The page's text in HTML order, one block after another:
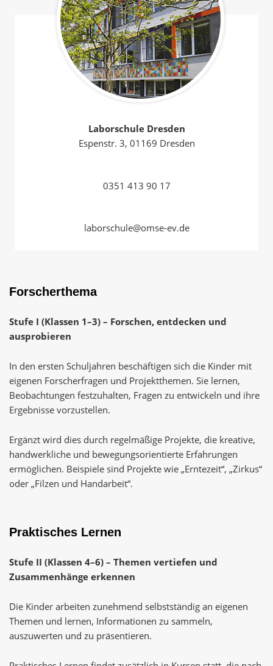
Laborschule Dresden
Espenstr. 3, 01169 Dresden
0351 413 90 17
laborschule@omse-ev.de
Forscherthema
Stufe I (Klassen 1–3) – Forschen, entdecken und
ausprobieren
In den ersten Schuljahren beschäftigen sich die Kinder mit
eigenen Forscherfragen und Projektthemen. Sie lernen,
Beobachtungen festzuhalten, Fragen zu entwickeln und ihre
Ergebnisse vorzustellen.
Ergänzt wird dies durch regelmäßige Projekte, die kreative,
handwerkliche und bewegungsorientierte Erfahrungen
ermöglichen. Beispiele sind Projekte wie „Erntezeit“, „Zirkus“
oder „Filzen und Handarbeit“.
Praktisches Lernen
Stufe II (Klassen 4–6) – Themen vertiefen und
Zusammenhänge erkennen
Die Kinder arbeiten zunehmend selbstständig an eigenen
Themen und lernen, Informationen zu sammeln,
auszuwerten und zu präsentieren.